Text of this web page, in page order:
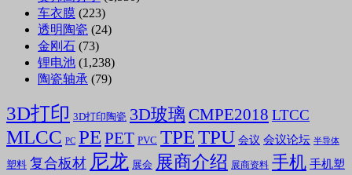
车衣膜 (223)
透明陶瓷 (24)
金刚石 (73)
锂电池 (1,238)
陶瓷轴承 (79)
3D打印 3D打印陶瓷 3D玻璃 CMPE2018 LTCC
MLCC PC PE PET PVC TPETPU 会议 会议论坛 半导体
塑料 复合板材 尼龙 展会 展商介绍 展商资料 手机 手机塑